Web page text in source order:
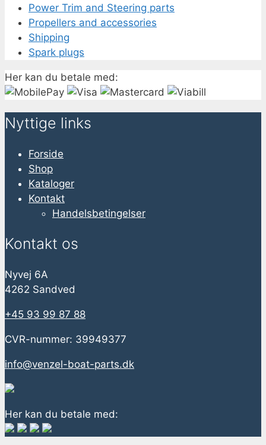
Power Trim and Steering parts
Propellers and accessories
Shipping
Spark plugs
Her kan du betale med:
Nyttige links
Forside
Shop
Kataloger
Kontakt
Handelsbetingelser
Kontakt os
Nyvej 6A
4262 Sandved
+45 93 99 87 88
CVR-nummer: 39949377
info@venzel-boat-parts.dk
Her kan du betale med: